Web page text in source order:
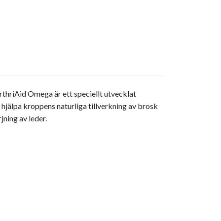
Omega är ett speciellt utvecklat
kroppens naturliga tillverkning av brosk
av leder.